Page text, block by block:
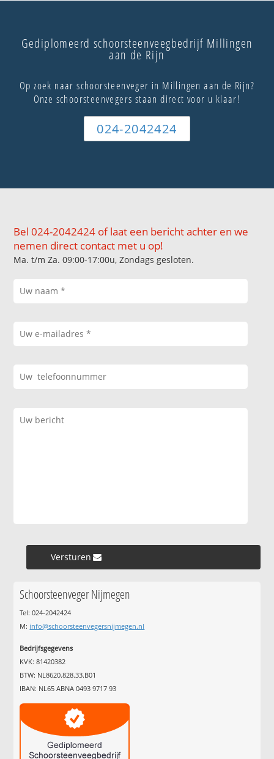
Gediplomeerd schoorsteenveegbedrijf Millingen
aan de Rijn
Op zoek naar schoorsteenveger in Millingen aan de Rijn?
Onze schoorsteenvegers staan direct voor u klaar!
024-2042424
Bel 024-2042424 of laat een bericht achter en we
nemen direct contact met u op!
Ma. t/m Za. 09:00-17:00u, Zondags gesloten.
Versturen »
Schoorsteenveger Nijmegen
Tel: 024-2042424
M: info@schoorsteenvegersnijmegen.nl
Bedrijfsgegevens
KVK: 81420382
BTW: NL8620.828.33.B01
IBAN: NL65 ABNA 0493 9717 93